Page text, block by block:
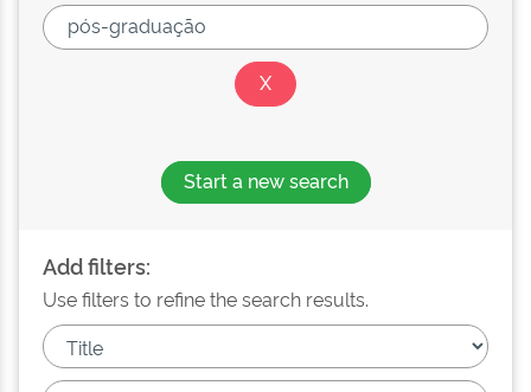
Start a new search
Add filters:
Use filters to refine the search results.